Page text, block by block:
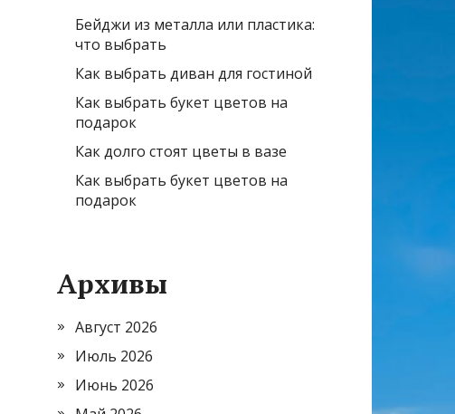
Бейджи из металла или пластика:
что выбрать
Как выбрать диван для гостиной
Как выбрать букет цветов на
подарок
Как долго стоят цветы в вазе
Как выбрать букет цветов на
подарок
Архивы
Август 2026
Июль 2026
Июнь 2026